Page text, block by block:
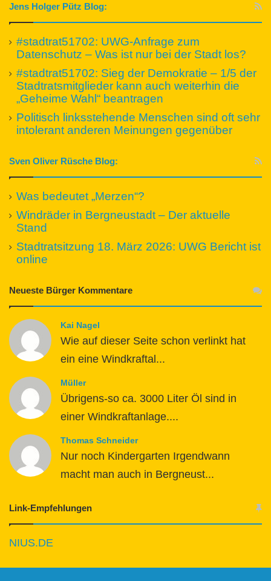
Jens Holger Pütz Blog:
#stadtrat51702: UWG-Anfrage zum
Datenschutz – Was ist nur bei der Stadt los?
#stadtrat51702: Sieg der Demokratie – 1/5 der
Stadtratsmitglieder kann auch weiterhin die
„Geheime Wahl“ beantragen
Politisch linksstehende Menschen sind oft sehr
intolerant anderen Meinungen gegenüber
Sven Oliver Rüsche Blog:
Was bedeutet „Merzen“?
Windräder in Bergneustadt – Der aktuelle
Stand
Stadtratsitzung 18. März 2026: UWG Bericht ist
online
Neueste Bürger Kommentare
Kai Nagel
Wie auf dieser Seite schon verlinkt hat
ein eine Windkraftal...
Müller
Übrigens-so ca. 3000 Liter Öl sind in
einer Windkraftanlage....
Thomas Schneider
Nur noch Kindergarten Irgendwann
macht man auch in Bergneust...
Link-Empfehlungen
NIUS.DE